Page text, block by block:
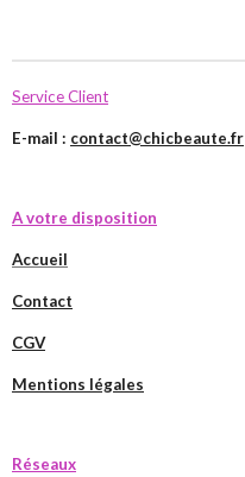
Service Client
E-mail : contact@chicbeaute.fr
A votre disposition
Accueil
Contact
CGV
Mentions légales
Réseaux